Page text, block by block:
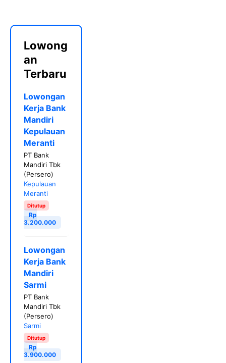
Lowong
an
Terbaru
Lowongan
Kerja Bank
Mandiri
Kepulauan
Meranti
PT Bank
Mandiri Tbk
(Persero)
Kepulauan
Meranti
Ditutup
Rp
3.200.000
Lowongan
Kerja Bank
Mandiri
Sarmi
PT Bank
Mandiri Tbk
(Persero)
Sarmi
Ditutup
Rp
3.900.000